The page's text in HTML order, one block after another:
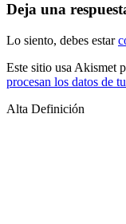
Deja una
Lo siento, debes estar
Este sitio usa Akismet
procesan los datos de
Alta Definición